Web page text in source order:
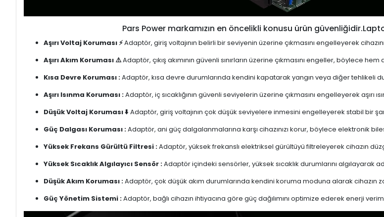
Pars Power markamızın en öncelikli konusu ürün
Aşırı Voltaj Koruması ⚡Adaptör, giriş voltajının belirli bir seviyenin üzerine çıkmasını engelleyerek
Aşırı Akım Koruması ⚠️Adaptör, çıkış akımının güvenli sınırların üzerine çıkmasını engeller, böylece
Kısa Devre Koruması :Adaptör, kısa devre durumlarında kendini kapatarak yangın veya diğer tehlikeli
Aşırı Isınma Koruması :Adaptör, iç sıcaklığının güvenli seviyelerin üzerine çıkmasını engelleyerek aşırı
Düşük Voltaj Koruması ⬇️Adaptör, giriş voltajının çok düşük seviyelere inmesini engelleyerek stabil bir
Güç Dalgası Koruması :Adaptör, ani güç dalgalanmalarına karşı cihazınızı korur, böylece elektronik
Yüksek Frekans Gürültü Filtresi :Adaptör, yüksek frekanslı elektriksel gürültüyü filtreleyerek cihazın
Yüksek Sıcaklık Algılayıcı Sensör :Adaptör içindeki sensörler, yüksek sıcaklık durumlarını algılayarak
Düşük Akım Koruması :Adaptör, çok düşük akım durumlarında kendini koruma moduna alarak cihazın
Güç Yönetim Sistemi :Adaptör, bağlı cihazın ihtiyacına göre güç dağılımını optimize ederek enerji